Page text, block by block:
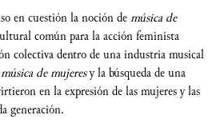
en cuestión la noción demúsica de
común para la acción feminista
colectiva dentro de una industria musical
música de mujeresy la búsqueda de una
en la expresión de las mujeres y las
generación.